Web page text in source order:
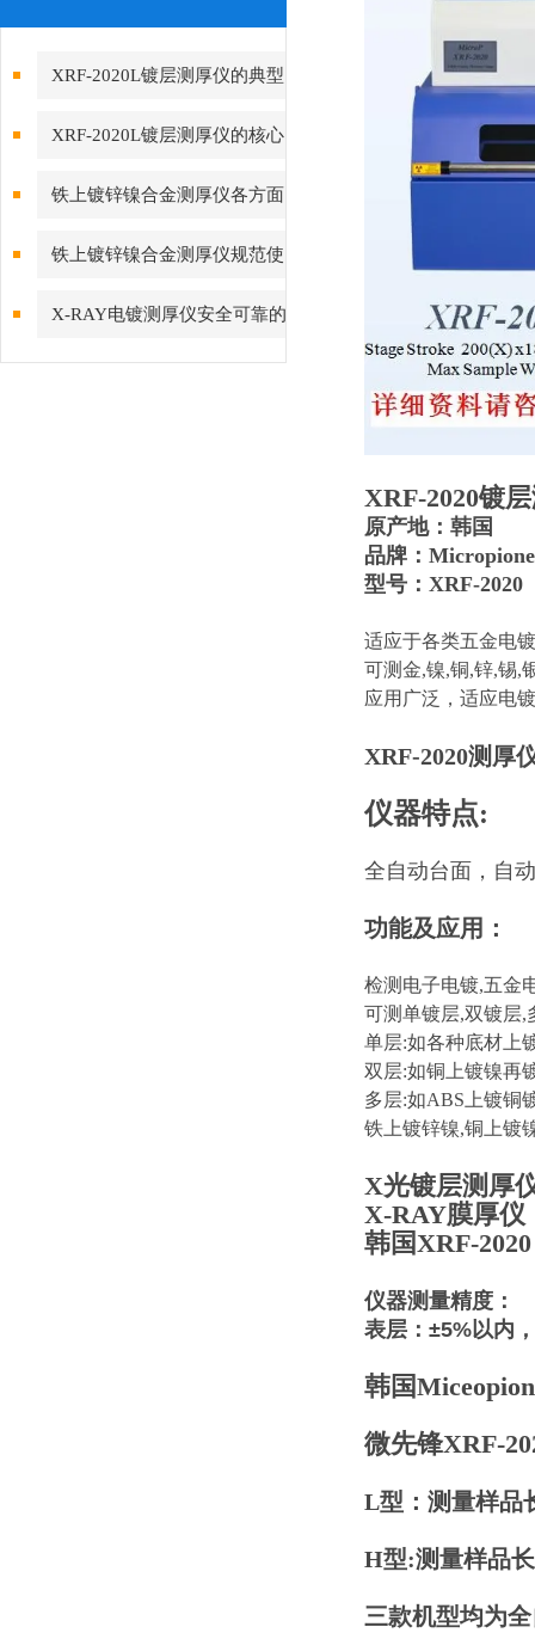
XRF-2020L镀层测厚仪的典型
应用场景与落地价值
XRF-2020L镀层测厚仪的核心
功能与工业检测价值
铁上镀锌镍合金测厚仪各方面
保养要点
铁上镀锌镍合金测厚仪规范使
X-RAY电镀测厚仪安全可靠的
操作方法
XRF-2020镀
原产地：韩国
品牌：
型号：XRF-2020
适应于各类五金电
可测金,镍,铜,锌,锡,
应用广泛，适应电
XRF-2020测厚
仪器特点:
全自动台面，自
功能及应用：
检测电子电镀,五金
可测单镀层,双镀层,
单层:如各种底材上
双层:如铜上镀镍再
多层:如ABS上镀铜
铁上镀锌镍,铜上镀
X光镀层测厚
X-RAY膜厚仪
韩国XRF-2020
仪器测量精度：
表层：±5%以内
韩国
微先锋XRF-
L型：测量样品
H型:测量样品
三款机型均为